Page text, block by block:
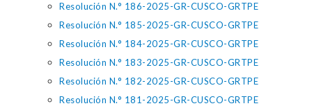
Resolución N.° 186-2025-GR-CUSCO-GRTPE
Resolución N.° 185-2025-GR-CUSCO-GRTPE
Resolución N.° 184-2025-GR-CUSCO-GRTPE
Resolución N.° 183-2025-GR-CUSCO-GRTPE
Resolución N.° 182-2025-GR-CUSCO-GRTPE
Resolución N.° 181-2025-GR-CUSCO-GRTPE